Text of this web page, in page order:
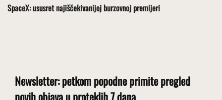
SpaceX: ususret najiščekivanijoj burzovnoj premijeri
Newsletter: petkom popodne primite pregled
novih objava u proteklih 7 dana